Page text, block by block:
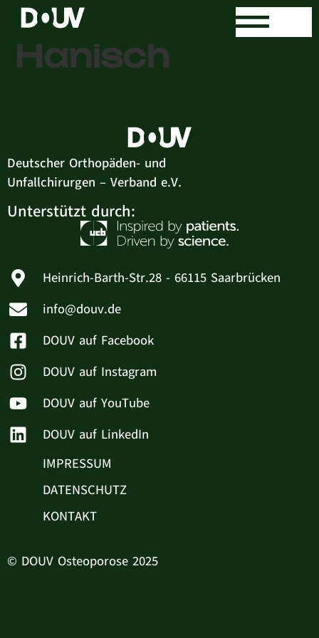
Stefan
Hanisch
Deutscher Orthopäden- und
Unfallchirurgen – Verband e.V.
Unterstützt durch:
Heinrich-Barth-Str.28 - 66115 Saarbrücken
info@douv.de
DOUV auf Facebook
DOUV auf Instagram
DOUV auf YouTube
DOUV auf LinkedIn
IMPRESSUM
DATENSCHUTZ
KONTAKT
© DOUV Osteoporose 2025